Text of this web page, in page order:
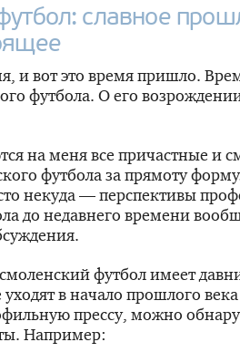
славное
и вот это время пришло.
футбола. О его
на меня все причастные и
футбола за прямоту
некуда — перспективы
до недавнего времени
футбол имеет
в начало прошлого
прессу, можно
Например: